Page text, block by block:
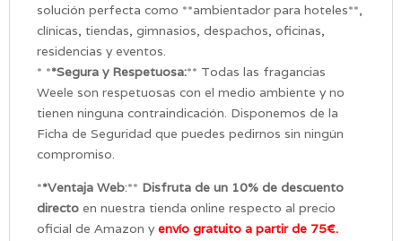
solución perfecta como **ambientador para hoteles**,
clínicas, tiendas, gimnasios, despachos, oficinas,
residencias y eventos.
* **Segura y Respetuosa:** Todas las fragancias
Weele son respetuosas con el medio ambiente y no
tienen ninguna contraindicación. Disponemos de la
Ficha de Seguridad que puedes pedirnos sin ningún
compromiso.
**Ventaja Web:** Disfruta de un 10% de descuento
directo en nuestra tienda online respecto al precio
oficial de Amazon yenvío gratuito a partir de 75€.